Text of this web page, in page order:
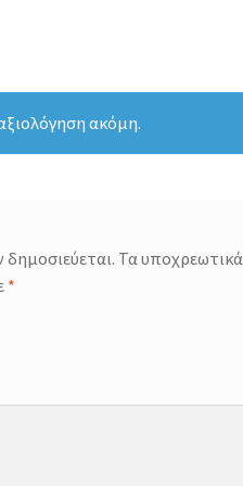
ακόμη.
δημοσιεύεται. Τα υποχρεωτικά
*